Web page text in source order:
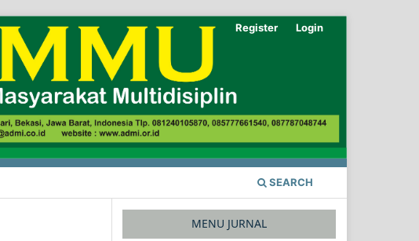
SEARCH
Register Login
MENU JURNAL